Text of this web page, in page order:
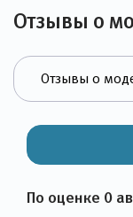
Отзывы о
По оценке 0